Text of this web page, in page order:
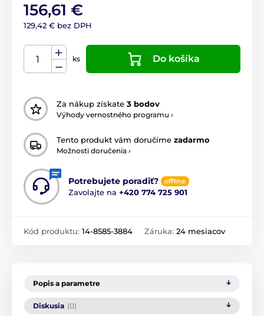
156,61 €
129,42 € bez DPH
ks Do košíka
Za nákup získate 3 bodov
Výhody vernostného programu ›
Tento produkt vám doručíme zadarmo
Možnosti doručenia ›
Potrebujete poradiť? offline
Zavolajte na +420 774 725 901
Kód produktu: 14-8585-3884 Záruka: 24 mesiacov
Popis a parametre
Diskusia (0)